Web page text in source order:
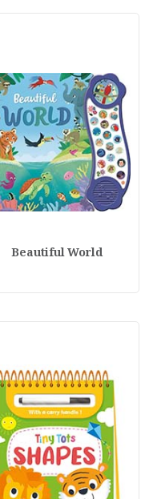
Beautiful World